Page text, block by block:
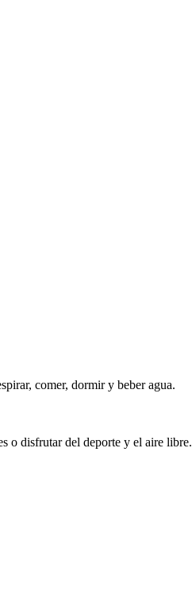
comer, dormir y beber agua.
o disfrutar del deporte y el aire libre.